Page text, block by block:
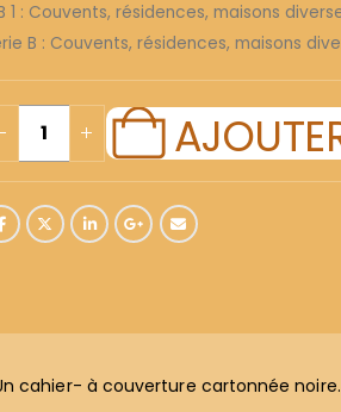
1 : Couvents, résidences, maisons
B : Couvents, résidences, maisons
cahier- à couverture cartonnée